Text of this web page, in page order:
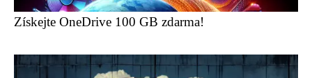
Získejte OneDrive 100 GB zdarma!